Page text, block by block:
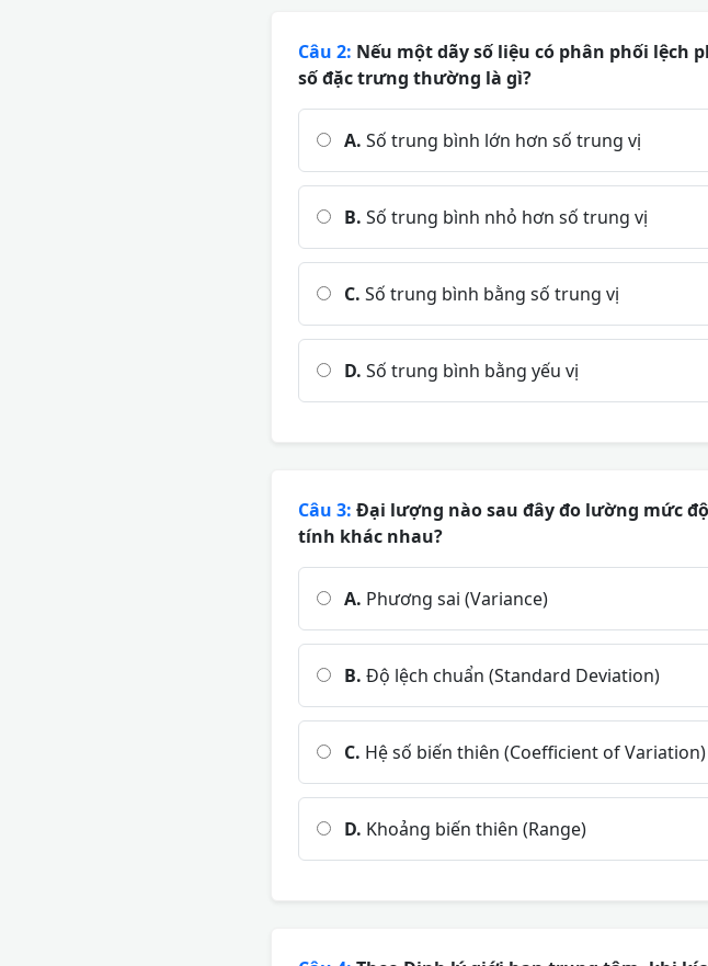
Câu 2: Nếu một dãy số liệu có phân phối lệch
số đặc trưng thường là gì?
A. Số trung bình lớn hơn số trung vị
B. Số trung bình nhỏ hơn số trung vị
C. Số trung bình bằng số trung vị
D. Số trung bình bằng yếu vị
Câu 3: Đại lượng nào sau đây đo lường mức
tính khác nhau?
A. Phương sai (Variance)
B. Độ lệch chuẩn (Standard Deviation)
C. Hệ số biến thiên (Coefficient of Variation)
D. Khoảng biến thiên (Range)